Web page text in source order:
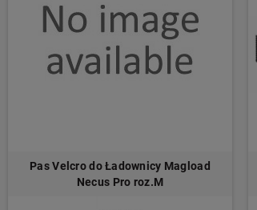
Pas Velcro do Ładownicy Magload
Necus Pro roz.M